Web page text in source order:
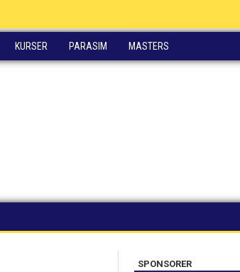
KURSER PARASIM MASTERS
SPONSORER